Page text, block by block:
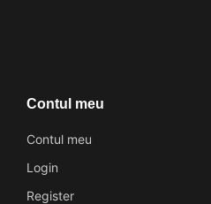
Contul meu
Contul meu
Login
Register